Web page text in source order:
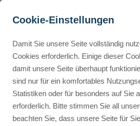
Buyer Personas erstellen
Landingpage optimieren
Speechelo
Übersicht,
Funktionen 2025
Werbehinweis: Links mit Sternchen (*)
du darüber ein, erhalte ich eine Provision –
Cookie-Einstellungen
Damit Sie unsere Seite vollständig
Cookies erforderlich. Einige dieser
damit unsere Seite überhaupt
sind nur für ein komfortables
Statistiken oder für besonders auf Sie
erforderlich. Bitte stimmen Sie all
beachten Sie, dass unsere Seite für